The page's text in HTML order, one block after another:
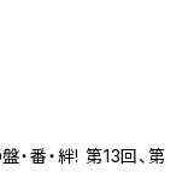
・番・絆! 第13回、第